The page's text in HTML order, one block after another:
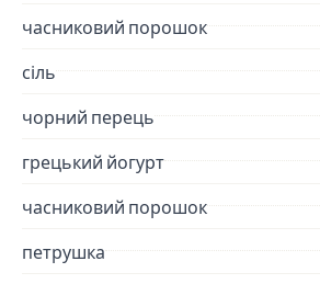
часниковий порошок
сіль
чорний перець
грецький йогурт
часниковий порошок
петрушка